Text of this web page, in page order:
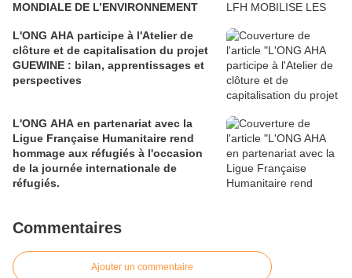
MONDIALE DE L’ENVIRONNEMENT
L'ONG AHA participe à l'Atelier de
clôture et de capitalisation du projet
GUEWINE : bilan, apprentissages et
perspectives
L'ONG AHA en partenariat avec la
Ligue Française Humanitaire rend
hommage aux réfugiés à l'occasion
de la journée internationale de
réfugiés.
Commentaires
Ajouter un commentaire